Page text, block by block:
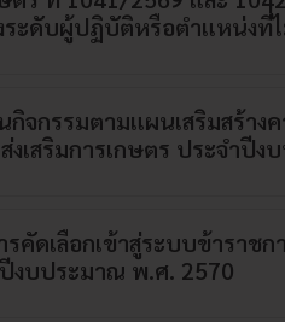
ระดับผู้ปฏิบัติหรือตำแหน่งที่
กิจกรรมตามแผนเสริมสร้า
งเสริมการเกษตร ประจำปี
คัดเลือกเข้าสู่ระบบข้าราช
ปีงบประมาณ พ.ศ. 2570